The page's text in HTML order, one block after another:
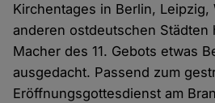
Kirchentages in Berlin, Leipzig,
anderen ostdeutschen Städten
Macher des 11. Gebots etwas
ausgedacht. Passend zum
Eröffnungsgottesdienst am